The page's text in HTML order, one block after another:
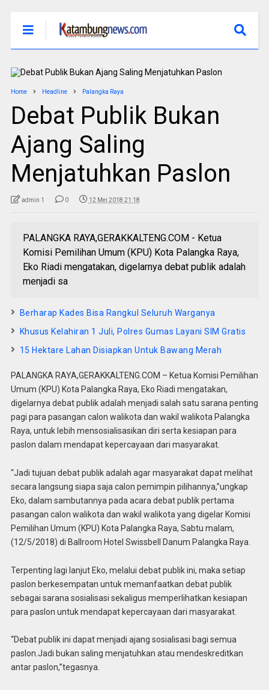
Home Headline Palangka Raya
Debat Publik Bukan
Ajang Saling
Menjatuhkan Paslon
admin 1 0 12 Mei 2018 21:18
PALANGKA RAYA,GERAKKALTENG.COM - Ketua
Komisi Pemilihan Umum (KPU) Kota Palangka Raya,
Eko Riadi mengatakan, digelarnya debat publik adalah
menjadi sa
Berharap Kades Bisa Rangkul Seluruh Warganya
Khusus Kelahiran 1 Juli, Polres Gumas Layani SIM Gratis
15 Hektare Lahan Disiapkan Untuk Bawang Merah
PALANGKA RAYA,GERAKKALTENG.COM – Ketua Komisi Pemilihan
Umum (KPU) Kota Palangka Raya, Eko Riadi mengatakan,
digelarnya debat publik adalah menjadi salah satu sarana penting
pagi para pasangan calon walikota dan wakil walikota Palangka
Raya, untuk lebih mensosialisasikan diri serta kesiapan para
paslon dalam mendapat kepercayaan dari masyarakat.
“Jadi tujuan debat publik adalah agar masyarakat dapat melihat
secara langsung siapa saja calon pemimpin pilihannya,”ungkap
Eko, dalam sambutannya pada acara debat publik pertama
pasangan calon walikota dan wakil walikota yang digelar Komisi
Pemilihan Umum (KPU) Kota Palangka Raya, Sabtu malam,
(12/5/2018) di Ballroom Hotel Swissbell Danum Palangka Raya.
Terpenting lagi lanjut Eko, melalui debat publik ini, maka setiap
paslon berkesempatan untuk memanfaatkan debat publik
sebagai sarana sosialisasi sekaligus memperlihatkan kesiapan
para paslon untuk mendapat kepercayaan dari masyarakat.
“Debat publik ini dapat menjadi ajang sosialisasi bagi semua
paslon.Jadi bukan saling menjatuhkan atau mendeskreditkan
antar paslon,”tegasnya.